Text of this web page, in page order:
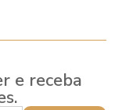
e receba